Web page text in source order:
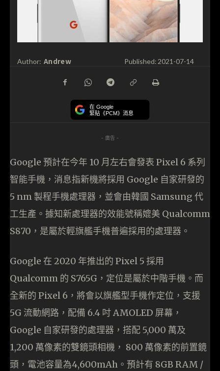
Author: Andrew Published: 2021-07-14
在 Google
緊貼《PCM》消息
- 廣告 -
Google 預計在今年 10 月左右會發表 Pixel 6 系列
智能手機，消息指新機將採用 Google 自家研發的
5 nm 製程手機處理器，並會由韓國 Samsung 代
工生產。據知新處理器的效能號稱媲美 Qualcomm
S870，是屬於輕旗艦手機普遍採用的處理器。
Google 在 2020 年推出的 Pixel 5 採用
Qualcomm 的 S765G，定位是屬於中階手機。而
全新的 Pixel 6，將會以旗艦型手機作定位，支援
5G 流動網路，配備 6.4 吋 AMOLED 屏幕，
Google 自家研發的處理器，搭配 5,000 萬及
1,200 萬像素的雙鏡頭相機， 800 萬像素的前置鏡
頭，電池容量為4,600mAh。預計有 8GB RAM /